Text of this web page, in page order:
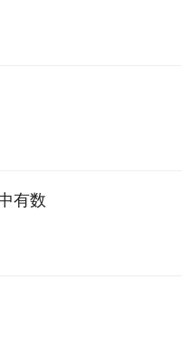
有数